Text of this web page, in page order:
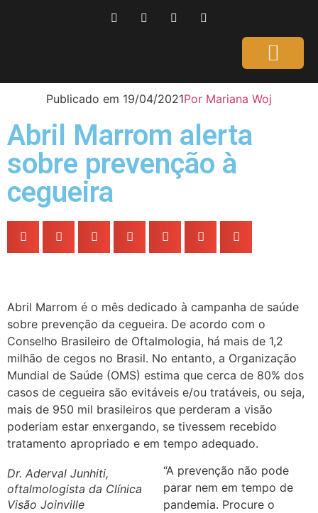
Publicado em 19/04/2021Por Mariana Woj
Abril Marrom alerta
sobre prevenção à
cegueira
Abril Marrom é o mês dedicado à campanha de saúde
sobre prevenção da cegueira. De acordo com o
Conselho Brasileiro de Oftalmologia, há mais de 1,2
milhão de cegos no Brasil. No entanto, a Organização
Mundial de Saúde (OMS) estima que cerca de 80% dos
casos de cegueira são evitáveis e/ou tratáveis, ou seja,
mais de 950 mil brasileiros que perderam a visão
poderiam estar enxergando, se tivessem recebido
tratamento apropriado e em tempo adequado.
Dr. Aderval Junhiti,
oftalmologista da Clínica
Visão Joinville
“A prevenção não pode
parar nem em tempo de
pandemia. Procure o